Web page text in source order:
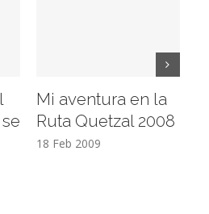
Mi aventura en la
Ruta Quetzal 2008
18 Feb 2009